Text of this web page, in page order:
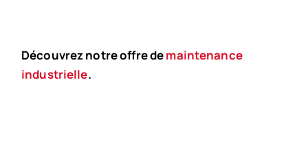
Découvrez notre offre demaintenance
industrielle.